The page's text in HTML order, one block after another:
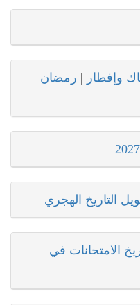
| رمضان
2027
التاريخ الهجري
الامتحانات في